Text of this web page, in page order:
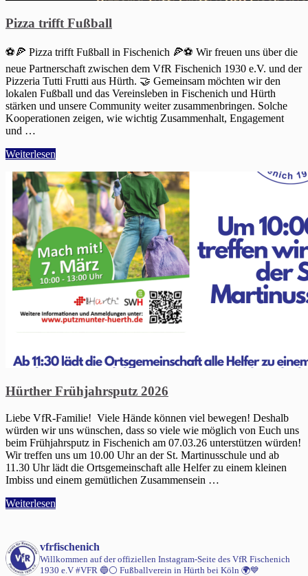
Pizza trifft Fußball
⚽🍕 Pizza trifft Fußball in Fischenich 🍕⚽ Wir freuen uns über die
neue Partnerschaft zwischen dem VfR Fischenich 1930 e.V. und der
Pizzeria Tutti Frutti aus Hürth. 🤝 Gemeinsam möchten wir den
lokalen Fußball und das Vereinsleben in Fischenich und Hürth
stärken und unsere Community weiter zusammenbringen. Solche
Kooperationen zeigen, wie wichtig Zusammenhalt, Engagement
und …
Weiterlesen
Hürther Frühjahrsputz 2026
Liebe VfR-Familie! Viele Hände können viel bewegen! Deshalb
würden wir uns wünschen, dass so viele wie möglich von Euch uns
beim Frühjahrsputz in Fischenich am 07.03.26 unterstützen würden!
Wir treffen uns um 10.00 Uhr an der St. Martinusschule und ab
11.30 Uhr lädt die Ortsgemeinschaft alle Helfer zu einem kleinen
Imbiss und einem gemütlichen Zusammensein …
Weiterlesen
vfrfischenich
Willkommen auf der offiziellen Instagram-Seite des VfR Fischenich
1930 e.V #VFR 🔵⚪️ Fußballverein in Hürth bei Köln 🌍💙